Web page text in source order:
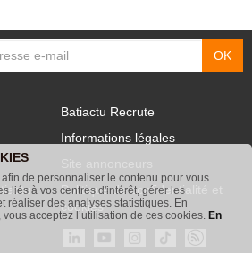
Site annonceurs
Politique de confidentialité et
cookies
de personnaliser le contenu pour vous
liés à vos centres d'intérêt, gérer les
réaliser des analyses statistiques. En
acceptez l’utilisation de ces cookies. En